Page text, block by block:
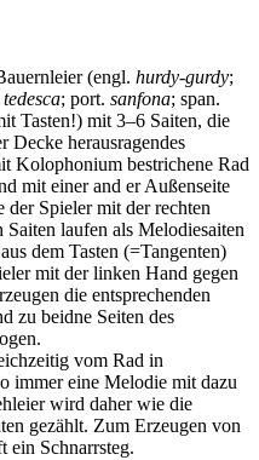
(engl. hurdy-gurdy;
; port. sanfona; span.
Tasten!) mit 3–6 Saiten, die
Decke herausragendes
Kolophonium bestrichene Rad
mit einer and er Außenseite
der Spieler mit der rechten
laufen als Melodiesaiten
dem Tasten (=Tangenten)
mit der linken Hand gegen
die entsprechenden
zu beidne Seiten des
vom Rad in
immer eine Melodie mit dazu
wird daher wie die
gezählt. Zum Erzeugen von
ein Schnarrsteg.